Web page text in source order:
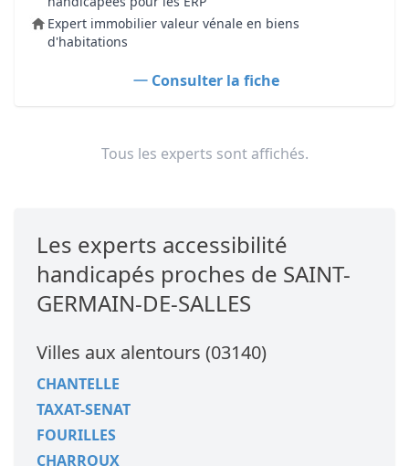
Expert immobilier valeur vénale en biens
d'habitations
Consulter la fiche
Tous les experts sont affichés.
Les experts accessibilité
handicapés proches de SAINT-
GERMAIN-DE-SALLES
Villes aux alentours (03140)
CHANTELLE
TAXAT-SENAT
FOURILLES
CHARROUX